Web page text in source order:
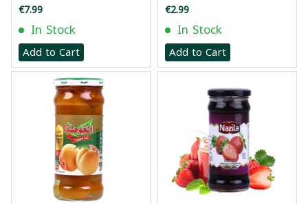
€7.99
In Stock
Add to Cart
€2.99
In Stock
Add to Cart